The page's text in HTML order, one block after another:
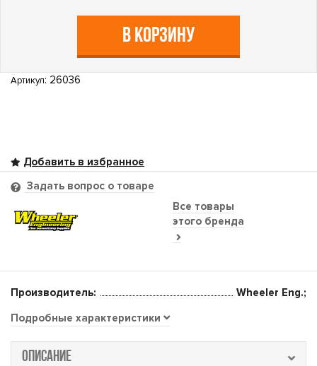
В КОРЗИНУ
Артикул: 26036
Все товары
этого бренда
Задать вопрос о товаре
Производитель:
Wheeler Eng.;
Подробные характеристики
ОПИСАНИЕ